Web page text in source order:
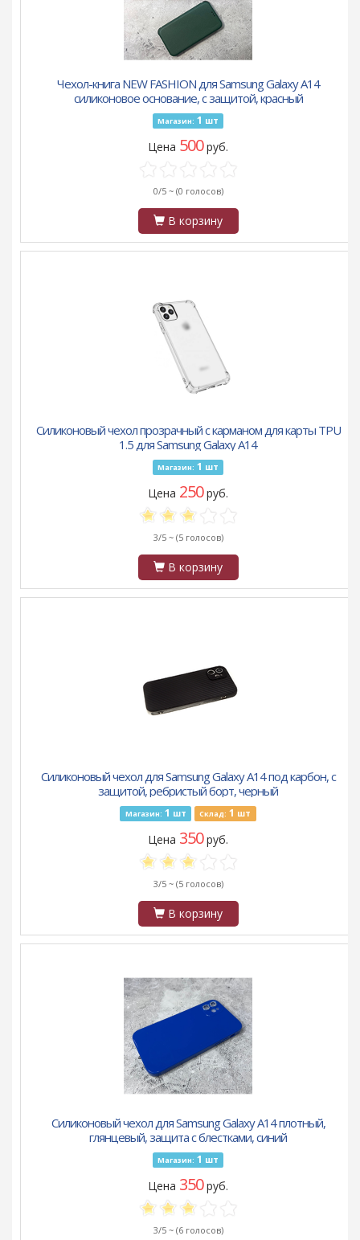
Чехол-книга NEW FASHION для Samsung Galaxy A14
силиконовое основание, с защитой, красный
Магазин: 1 шт
Цена 500руб.
0/5 ~ (0 голосов)
В корзину
Силиконовый чехол прозрачный с карманом для карты TPU
1.5 для Samsung Galaxy A14
Магазин: 1 шт
Цена 250руб.
3/5 ~ (5 голосов)
В корзину
Силиконовый чехол для Samsung Galaxy A14 под карбон, с
защитой, ребристый борт, черный
Магазин: 1 шт Склад: 1 шт
Цена 350руб.
3/5 ~ (5 голосов)
В корзину
Силиконовый чехол для Samsung Galaxy A14 плотный,
глянцевый, защита с блестками, синий
Магазин: 1 шт
Цена 350руб.
3/5 ~ (6 голосов)